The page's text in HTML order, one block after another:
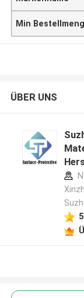
Min
ÜBER UNS